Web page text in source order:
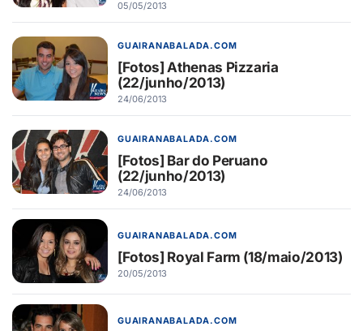
05/05/2013
GUAIRANABALADA.COM
[Fotos] Athenas Pizzaria
(22/junho/2013)
24/06/2013
GUAIRANABALADA.COM
[Fotos] Bar do Peruano
(22/junho/2013)
24/06/2013
GUAIRANABALADA.COM
[Fotos] Royal Farm (18/maio/2013)
20/05/2013
GUAIRANABALADA.COM